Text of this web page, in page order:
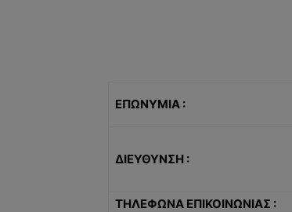
ΕΠΩΝΥΜΙΑ :
ΔΙΕΥΘΥΝΣΗ :
ΤΗΛΕΦΩΝΑ ΕΠΙΚΟΙΝΩΝΙΑΣ :